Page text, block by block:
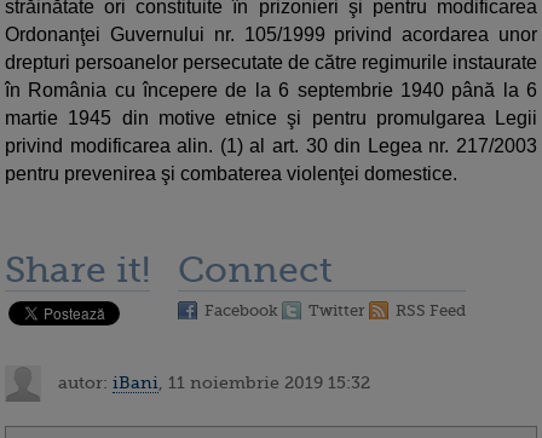
străinătate ori constituite în prizonieri şi pentru modificarea
Ordonanţei Guvernului nr. 105/1999 privind acordarea unor
drepturi persoanelor persecutate de către regimurile instaurate
în România cu începere de la 6 septembrie 1940 până la 6
martie 1945 din motive etnice şi pentru promulgarea Legii
privind modificarea alin. (1) al art. 30 din Legea nr. 217/2003
pentru prevenirea şi combaterea violenţei domestice.
Share it! Connect
Facebook Twitter RSS Feed
autor: iBani , 11 noiembrie 2019 15:32